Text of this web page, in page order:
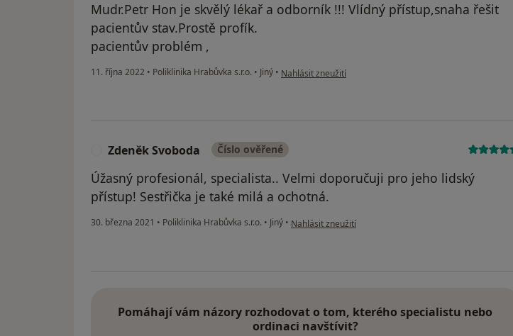
Mudr.Petr Hon je skvělý lékař a odborník !!! Vlídný přístup,snaha řešit
pacientův stav.Prostě profík.
pacientův problém ,
11. října 2022 • Poliklinika Hrabůvka s.r.o. • Jiný • podle názoru uživatele JB
Nahlásit zneužití
Zdeněk Svoboda Číslo ověřené
Úžasný profesionál, specialista.. Velmi doporučuji pro jeho lidský
přístup! Sestřička je také milá a ochotná.
30. března 2021 • Poliklinika Hrabůvka s.r.o. • Jiný • podle názoru uživatele Zdeněk Svoboda
Nahlásit zneužití
Pomáhají vám názory rozhodovat o tom, kterého specialistu nebo
ordinaci navštívit?